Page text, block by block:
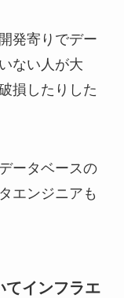
発寄りでデー
ない人が大
損したりした
ータベースの
エンジニアも
てインフラエ